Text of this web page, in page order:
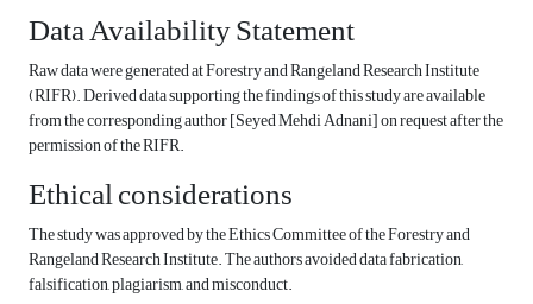
Data Availability Statement
Raw data were generated at Forestry and Rangeland Research Institute
(RIFR). Derived data supporting the findings of this study are available
from the corresponding author [Seyed Mehdi Adnani] on request after the
permission of the RIFR.
Ethical considerations
The study was approved by the Ethics Committee of the Forestry and
Rangeland Research Institute. The authors avoided data fabrication,
falsification, plagiarism, and misconduct.